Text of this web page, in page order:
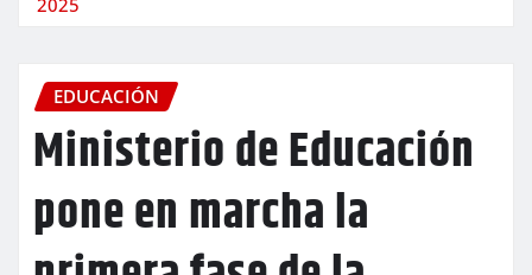
EDUCACIÓN
Ministerio de Educación
pone en marcha la